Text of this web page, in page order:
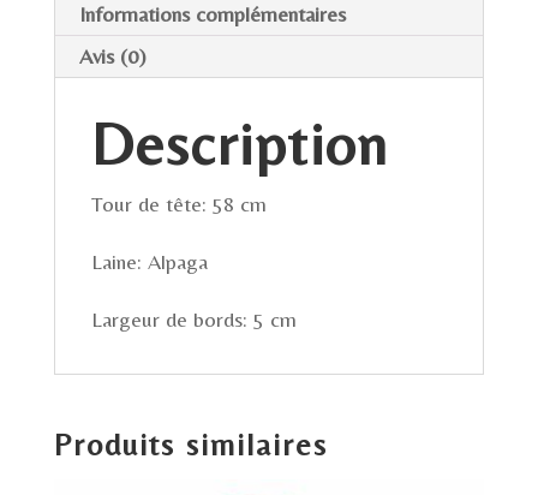
Informations complémentaires
Avis (0)
Description
Tour de tête: 58 cm
Laine: Alpaga
Largeur de bords: 5 cm
Produits similaires